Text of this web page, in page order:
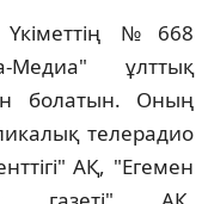
Үкiметтiң №668
ұлттық
болатын. Оның
телерадио
АҚ, "Егемен